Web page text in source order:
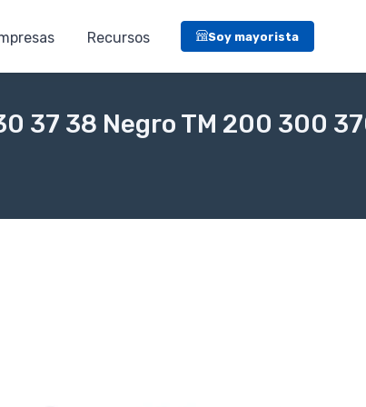
Recursos Soy mayorista
37 38 Negro TM 200 300